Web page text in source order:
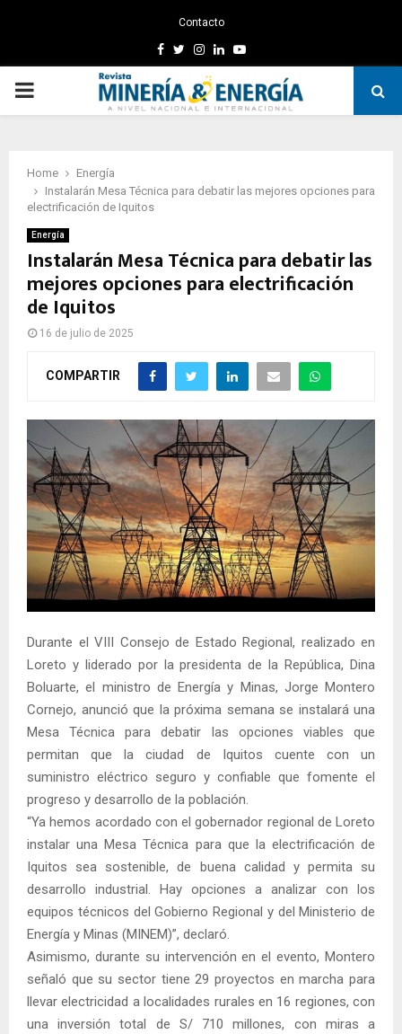
Contacto
Facebook
TwitterInstagram
LinkedinYoutube
PRIMARY
Home
Energía
Instalarán Mesa Técnica para debatir las mejores opciones para
electrificación de Iquitos
Energía
Instalarán Mesa Técnica para debatir las
mejores opciones para electrificación
de Iquitos
16 de julio de 2025
COMPARTIR
Durante el VIII Consejo de Estado Regional, realizado en
Loreto y liderado por la presidenta de la República, Dina
Boluarte, el ministro de Energía y Minas, Jorge Montero
Cornejo, anunció que la próxima semana se instalará una
Mesa Técnica para debatir las opciones viables que
permitan que la ciudad de Iquitos cuente con un
suministro eléctrico seguro y confiable que fomente el
progreso y desarrollo de la población.
“Ya hemos acordado con el gobernador regional de Loreto
instalar una Mesa Técnica para que la electrificación de
Iquitos sea sostenible, de buena calidad y permita su
desarrollo industrial. Hay opciones a analizar con los
equipos técnicos del Gobierno Regional y del Ministerio de
Energía y Minas (MINEM)”, declaró.
Asimismo, durante su intervención en el evento, Montero
señaló que su sector tiene 29 proyectos en marcha para
llevar electricidad a localidades rurales en 16 regiones, con
una inversión total de S/ 710 millones, con miras a